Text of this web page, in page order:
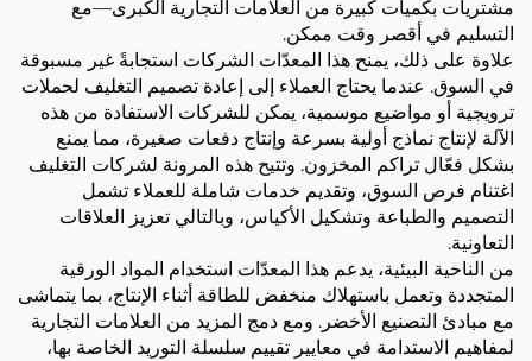
مشتريات بكميات كبيرة من العلامات التجارية الكبرى—مع
التسليم في أقصر وقت ممكن.
علاوة على ذلك، يمنح هذا المعدّات الشركات استجابةً غير مسبوقة
في السوق. عندما يحتاج العملاء إلى إعادة تصميم التغليف لحملات
ترويجية أو مواضيع موسمية، يمكن للشركات الاستفادة من هذه
الآلة لإنتاج نماذج أولية بسرعة وإنتاج دفعات صغيرة، مما يمنع
بشكل فعّال تراكم المخزون. وتتيح هذه المرونة لشركات التغليف
اغتنام فرص السوق، وتقديم خدمات شاملة للعملاء تشمل
التصميم والطباعة وتشكيل الأكياس، وبالتالي تعزيز العلاقات
التعاونية.
من الناحية البيئية، يدعم هذا المعدّات استخدام المواد الورقية
المتجددة وتعمل باستهلاك منخفض للطاقة أثناء الإنتاج، بما يتماشى
مع مبادئ التصنيع الأخضر. ومع دمج المزيد من العلامات التجارية
لمفاهيم الاستدامة في معايير تقييم سلسلة التوريد الخاصة بها،